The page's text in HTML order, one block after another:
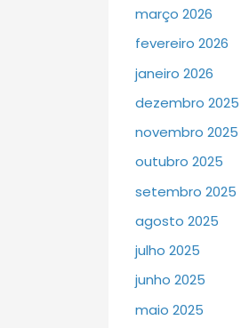
março 2026
fevereiro 2026
janeiro 2026
dezembro 2025
novembro 2025
outubro 2025
setembro 2025
agosto 2025
julho 2025
junho 2025
maio 2025